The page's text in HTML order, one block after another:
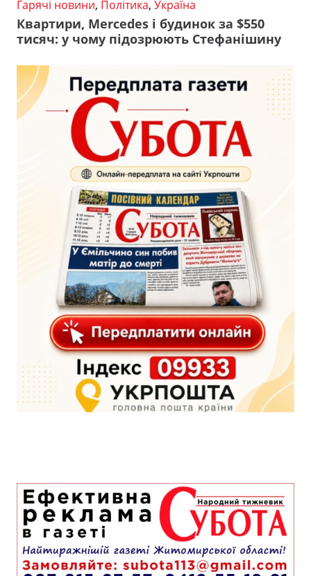
Гарячі новини, Політика, Україна
Квартири, Mercedes і будинок за $550
тисяч: у чому підозрюють Стефанішину